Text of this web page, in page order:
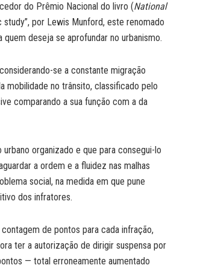
do Prêmio Nacional do livro (National
por Lewis Munford, este renomado
deseja se aprofundar no urbanismo.
se a constante migração
mobilidade no trânsito, classificado pelo
comparando a sua função com a da
organizado e que para consegui-lo
a ordem e a fluidez nas malhas
social, na medida em que pune
dos infratores.
de pontos para cada infração,
ter a autorização de dirigir suspensa por
— total erroneamente aumentado